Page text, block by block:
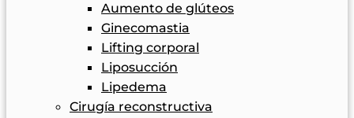
Aumento de glúteos
Ginecomastia
Lifting corporal
Liposucción
Lipedema
Cirugía reconstructiva